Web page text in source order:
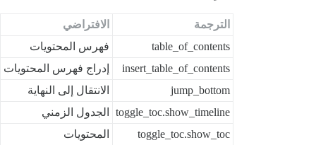
الترجمة
الافتراضي
table_of_contents
فهرس المحتويات
insert_table_of_contents
إدراج فهرس المحتويات
jump_bottom
الانتقال إلى النهاية
toggle_toc.show_timeline
الجدول الزمني
toggle_toc.show_toc
المحتويات